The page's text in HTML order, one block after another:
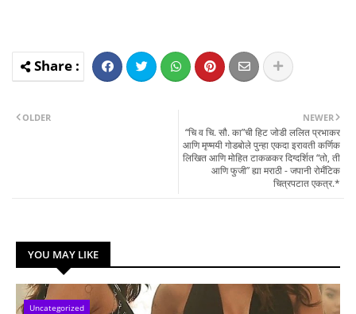
NEWER
“चि व चि. सौ. का”ची हिट जोडी ललित प्रभाकर
आणि मृण्मयी गोडबोले पुन्हा एकदा इरावती कर्णिक
लिखित आणि मोहित टाकळकर दिग्दर्शित “तो, ती
आणि फुजी” ह्या मराठी - जपानी रोमँटिक
चित्रपटात एकत्र.*
OLDER
YOU MAY LIKE
Uncategorized